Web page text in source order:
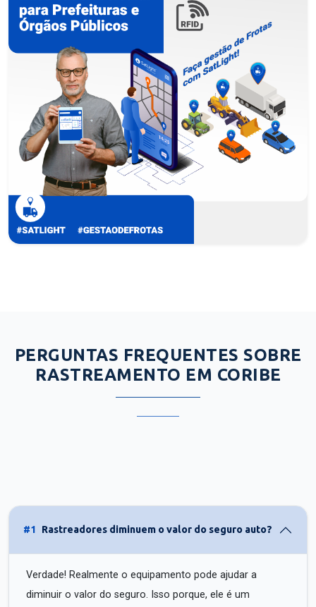
PERGUNTAS FREQUENTES SOBRE
RASTREAMENTO EM CORIBE
#1 Rastreadores diminuem o valor do seguro auto?
Verdade! Realmente o equipamento pode ajudar a
diminuir o valor do seguro. Isso porque, ele é um